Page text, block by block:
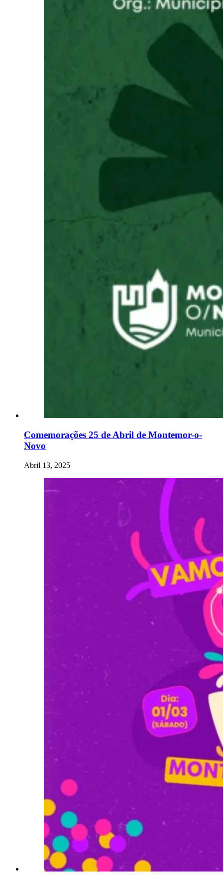
Comemorações 25 de Abril de Montemor-o-
Novo
Abril 13, 2025